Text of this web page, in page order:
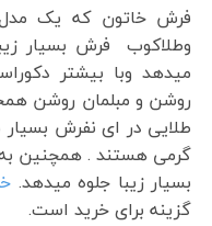
فرش خاتون که یک
وطلاکوب فرش بسیار
میدهد وبا بیشتر
روشن و مبلمان روشن
طلایی در ای نفرش
گرمی هستند . همچنین
بسیار زیبا جلوه میدهد.
گزینه برای خرید است.